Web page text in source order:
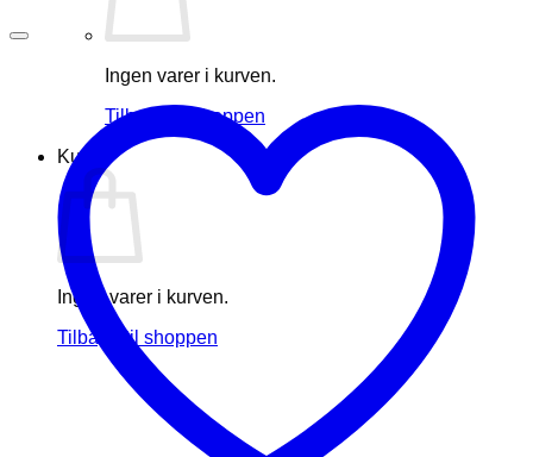
Ingen varer i kurven.
Tilbage til shoppen
Kurv
Ingen varer i kurven.
Tilbage til shoppen